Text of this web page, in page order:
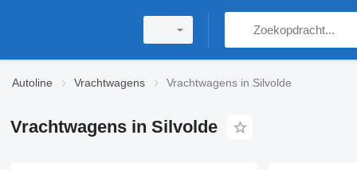
Autoline Vrachtwagens Vrachtwagens in Silvolde
Vrachtwagens in Silvolde